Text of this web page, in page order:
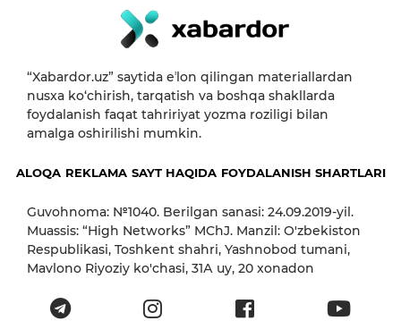
“Xabardor.uz” saytida eʼlon qilingan materiallardan
nusxa ko‘chirish, tarqatish va boshqa shakllarda
foydalanish faqat tahririyat yozma roziligi bilan
amalga oshirilishi mumkin.
ALOQA REKLAMA SAYT HAQIDA FOYDALANISH SHARTLARI
Guvohnoma: №1040. Berilgan sanasi: 24.09.2019-yil.
Muassis: “High Networks” MChJ. Manzil: O'zbekiston
Respublikasi, Toshkent shahri, Yashnobod tumani,
Mavlono Riyoziy ko'chasi, 31А uy, 20 xonadon